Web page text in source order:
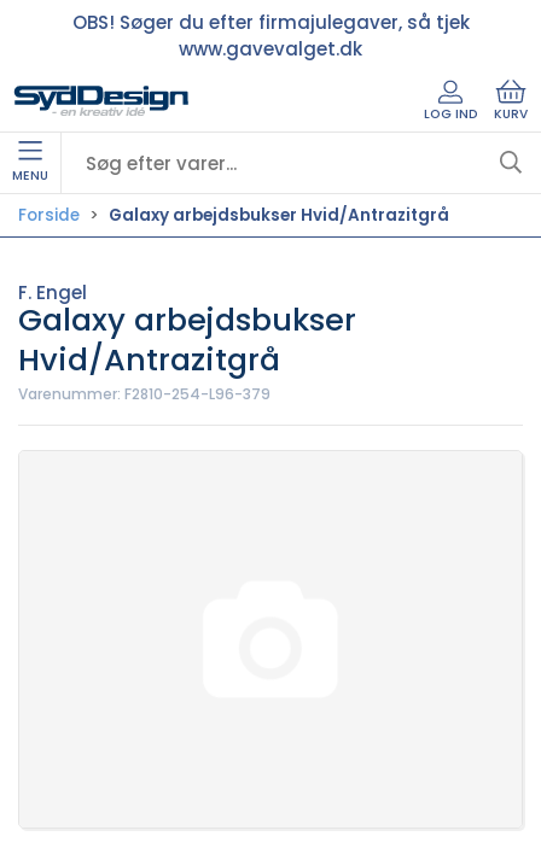
OBS! Søger du efter firmajulegaver, så tjek
www.gavevalget.dk
LOG IND KURV
MENU
Forside Galaxy arbejdsbukser Hvid/Antrazitgrå
F. Engel
Galaxy arbejdsbukser
Hvid/Antrazitgrå
Varenummer: F2810-254-L96-379